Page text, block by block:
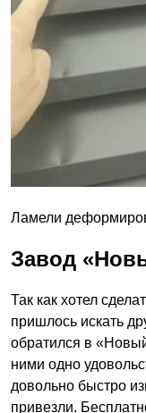
Ламели
Завод
Так как хотел
пришлось искать
обратился в
ними одно
довольно быстро
привезли.